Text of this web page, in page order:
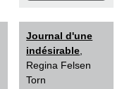
Journal d'une
indésirable
Regina Felsen
Torn